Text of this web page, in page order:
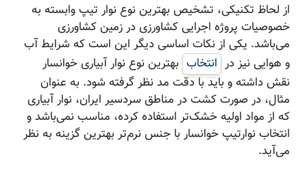
از لحاظ تکنیکی، تشخیص بهترین نوع نوار تیپ وابسته به
خصوصیات پروژه اجرایی کشاورزی در زمین کشاورزی
می‌باشد. یکی از نکات اساسی دیگر این است که شرایط آب
و هوایی نیز در انتخاب بهترین نوع نوار آبیاری خوانسار
نقش داشته و باید با دقت مد نظر گرفته شود. به عنوان
مثال، در صورت کشت در مناطق سردسیر ایران، نوار آبیاری
که از مواد اولیه خشک‌تر استفاده کرده، مناسب نمی‌باشد و
انتخاب نوارتیپ خوانسار با جنس نرم‌تر بهترین گزینه به نظر
می‌آید.